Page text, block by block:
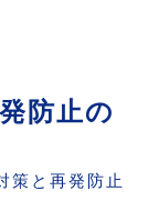
防止の
策と再発防止